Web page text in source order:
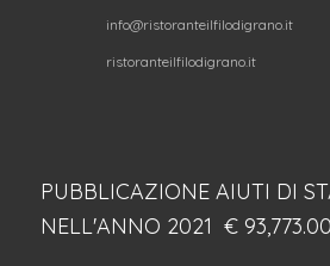
info@ristoranteilfilodigrano.it
ristoranteilfilodigrano.it
PUBBLICAZIONE AIUTI DI
NELL'ANNO 2021 € 93,773.00